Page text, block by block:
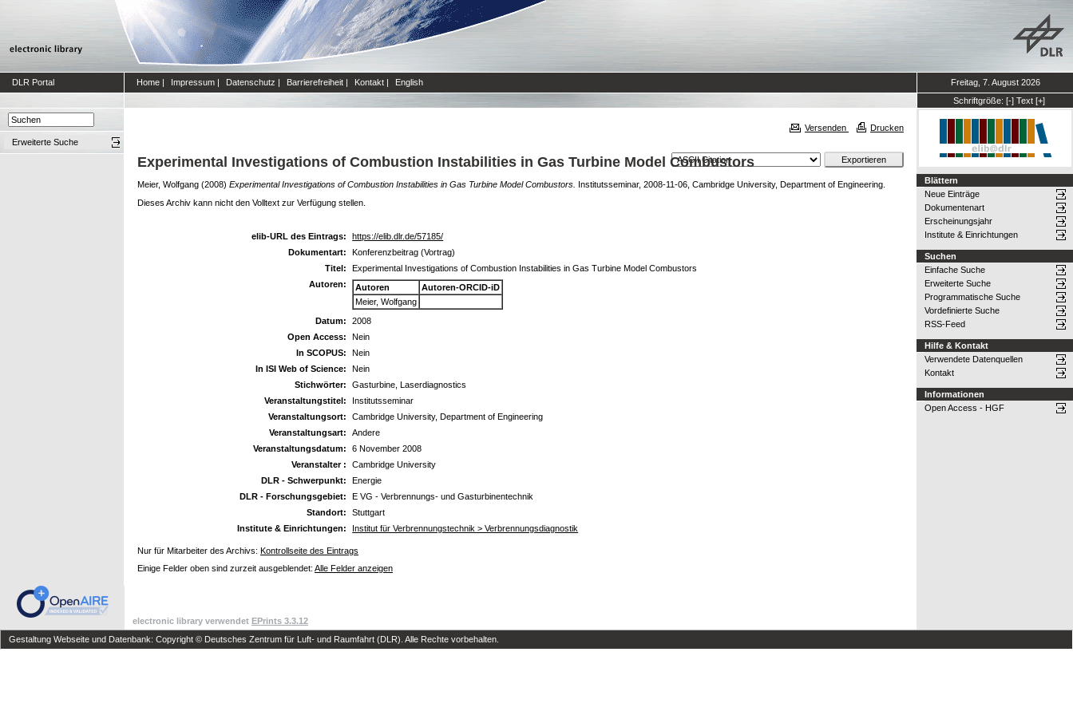
DLR Portal Home | Impressum | Datenschutz | Barrierefreiheit | Kontakt | English
Freitag, 7. August 2026
Schriftgröße: [-] Text [+]
Erweiterte Suche
Versenden Drucken
Experimental Investigations of Combustion Instabilities in Gas Turbine Model Combustors
Meier, Wolfgang (2008) Experimental Investigations of Combustion Instabilities in Gas Turbine Model Combustors. Institutsseminar, 2008-11-06, Cambridge University, Department of Engineering.
Dieses Archiv kann nicht den Volltext zur Verfügung stellen.
elib-URL des Eintrags:
https://elib.dlr.de/57185/
Dokumentart:
Konferenzbeitrag (Vortrag)
Titel:
Experimental Investigations of Combustion Instabilities in Gas Turbine Model Combustors
Autoren:
Autoren
Autoren-ORCID-iD
Meier, Wolfgang
Datum:
2008
Open Access:
Nein
In SCOPUS:
Nein
In ISI Web of Science:
Nein
Stichwörter:
Gasturbine, Laserdiagnostics
Veranstaltungstitel:
Institutsseminar
Veranstaltungsort:
Cambridge University, Department of Engineering
Veranstaltungsart:
Andere
Veranstaltungsdatum:
6 November 2008
Veranstalter :
Cambridge University
DLR - Schwerpunkt:
Energie
DLR - Forschungsgebiet:
E VG - Verbrennungs- und Gasturbinentechnik
Standort:
Stuttgart
Institute & Einrichtungen:
Institut für Verbrennungstechnik > Verbrennungsdiagnostik
Nur für Mitarbeiter des Archivs: Kontrollseite des Eintrags
Einige Felder oben sind zurzeit ausgeblendet: Alle Felder anzeigen
Blättern
Neue Einträge
Dokumentenart
Erscheinungsjahr
Institute & Einrichtungen
Suchen
Einfache Suche
Erweiterte Suche
Programmatische Suche
Vordefinierte Suche
RSS-Feed
Hilfe & Kontakt
Verwendete Datenquellen
Kontakt
Informationen
Open Access - HGF
electronic library verwendet EPrints 3.3.12
Gestaltung Webseite und Datenbank: Copyright © Deutsches Zentrum für Luft- und Raumfahrt (DLR). Alle Rechte vorbehalten.